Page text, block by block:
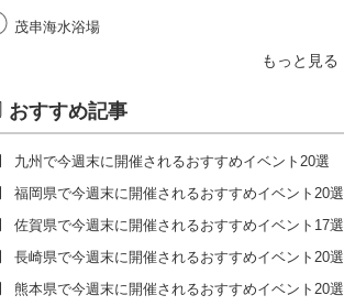
茂串海水浴場
もっと見る
おすすめ記事
九州で今週末に開催されるおすすめイベント20選
福岡県で今週末に開催されるおすすめイベント20選
佐賀県で今週末に開催されるおすすめイベント17選
長崎県で今週末に開催されるおすすめイベント20選
熊本県で今週末に開催されるおすすめイベント20選